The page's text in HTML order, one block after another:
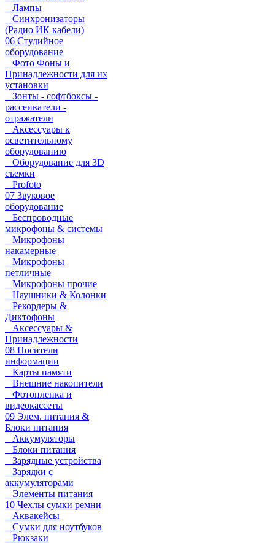
Лампы
Синхронизаторы
(Радио ИК кабели)
06 Студийное
оборудование
Фото Фоны и
Принадлежности для их
установки
Зонты - софтбоксы -
рассеиватели -
отражатели
Аксессуары к
осветительному
оборудованию
Оборудование для 3D
съемки
Profoto
07 Звуковое
оборудование
Беспроводные
микрофоны & системы
Микрофоны
накамерные
Микрофоны
петличные
Микрофоны прочие
Наушники & Колонки
Рекордеры &
Диктофоны
Аксессуары &
Принадлежности
08 Носители
информации
Карты памяти
Внешние накопители
Фотопленка и
видеокассеты
09 Элем. питания &
Блоки питания
Аккумуляторы
Блоки питания
Зарядные устройства
Зарядки с
аккумуляторами
Элементы питания
10 Чехлы сумки ремни
Аквакейсы
Сумки для ноутбуков
Рюкзаки